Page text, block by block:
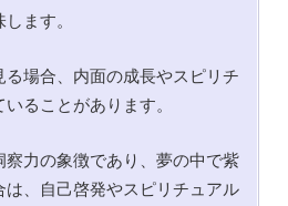
ます。
場合、内面の成長やスピリチ
ることがあります。
力の象徴であり、夢の中で紫
、自己啓発やスピリチュアル